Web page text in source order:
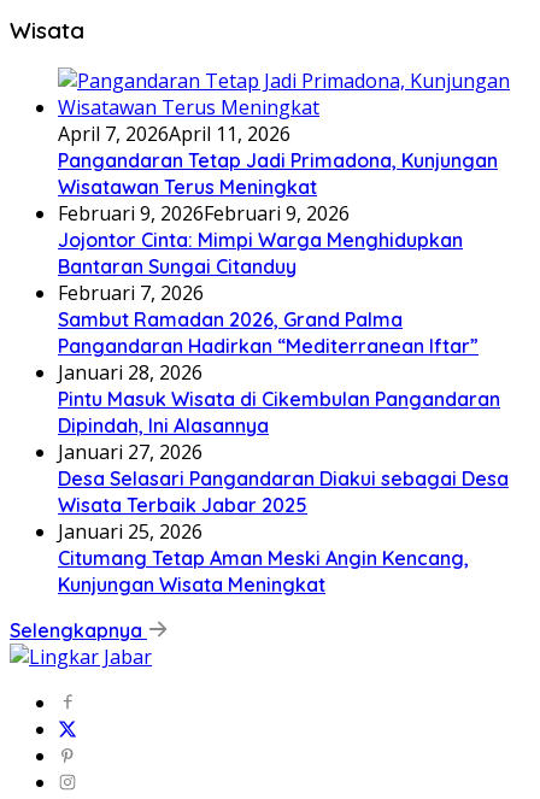
Wisata
April 7, 2026April 11, 2026
Pangandaran Tetap Jadi Primadona, Kunjungan
Wisatawan Terus Meningkat
Februari 9, 2026Februari 9, 2026
Jojontor Cinta: Mimpi Warga Menghidupkan
Bantaran Sungai Citanduy
Februari 7, 2026
Sambut Ramadan 2026, Grand Palma
Pangandaran Hadirkan “Mediterranean Iftar”
Januari 28, 2026
Pintu Masuk Wisata di Cikembulan Pangandaran
Dipindah, Ini Alasannya
Januari 27, 2026
Desa Selasari Pangandaran Diakui sebagai Desa
Wisata Terbaik Jabar 2025
Januari 25, 2026
Citumang Tetap Aman Meski Angin Kencang,
Kunjungan Wisata Meningkat
Selengkapnya